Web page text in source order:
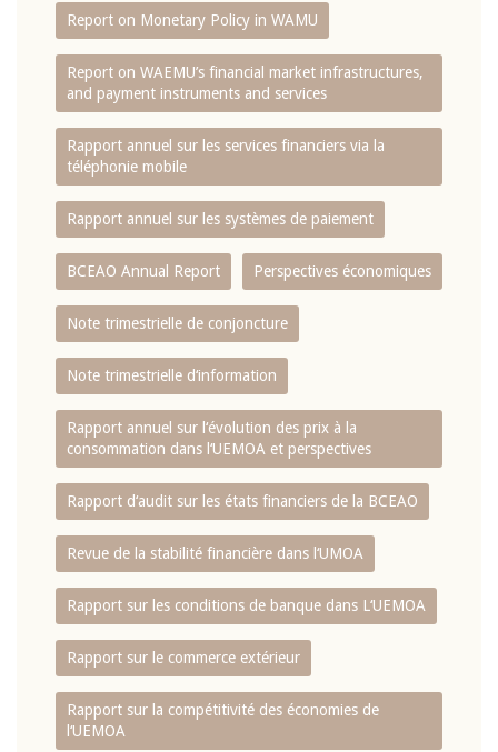
Report on Monetary Policy in WAMU
Report on WAEMU’s financial market infrastructures,
and payment instruments and services
Rapport annuel sur les services financiers via la
téléphonie mobile
Rapport annuel sur les systèmes de paiement
BCEAO Annual Report Perspectives économiques
Note trimestrielle de conjoncture
Note trimestrielle d‘information
Rapport annuel sur l‘évolution des prix à la
consommation dans l‘UEMOA et perspectives
Rapport d‘audit sur les états financiers de la BCEAO
Revue de la stabilité financière dans l‘UMOA
Rapport sur les conditions de banque dans L‘UEMOA
Rapport sur le commerce extérieur
Rapport sur la compétitivité des économies de
l‘UEMOA